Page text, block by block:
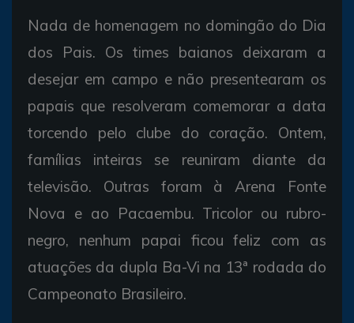
Nada de homenagem no domingão do Dia
dos Pais. Os times baianos deixaram a
desejar em campo e não presentearam os
papais que resolveram comemorar a data
torcendo pelo clube do coração. Ontem,
famílias inteiras se reuniram diante da
televisão. Outras foram à Arena Fonte
Nova e ao Pacaembu. Tricolor ou rubro-
negro, nenhum papai ficou feliz com as
atuações da dupla Ba-Vi na 13ª rodada do
Campeonato Brasileiro.